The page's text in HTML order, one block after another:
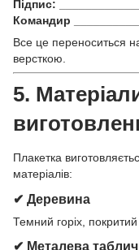
Підпис:
Командир
Все це переноситься
версткою.
5.
Плакетка
матеріалів:
✔ Деревина
Темний горіх,
✔ Металева